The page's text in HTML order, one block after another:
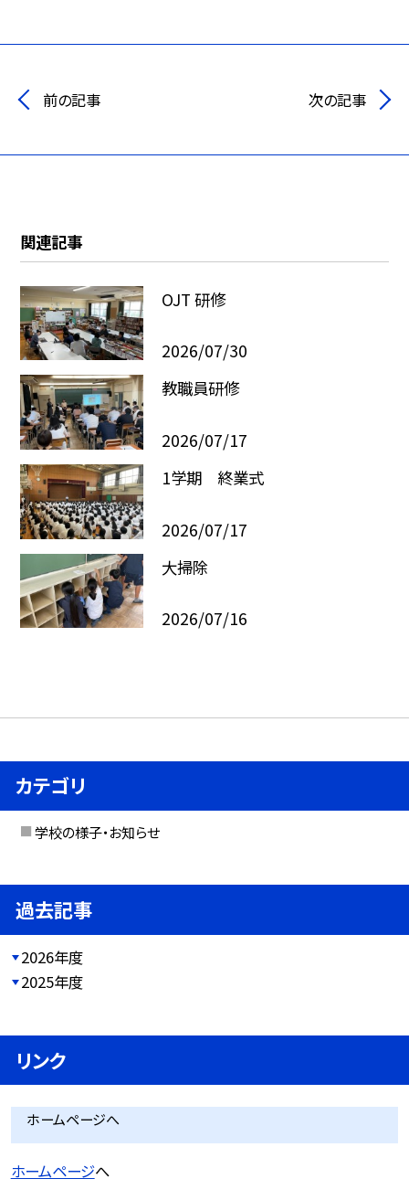
前の記事 次の記事
関連記事
OJT 研修
2026/07/30
教職員研修
2026/07/17
1学期 終業式
2026/07/17
大掃除
2026/07/16
カテゴリ
学校の様子・お知らせ
過去記事
2026年度
2025年度
リンク
ホームページへ
ホームページへ